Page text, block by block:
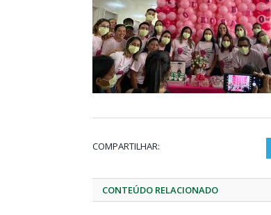
COMPARTILHAR:
CONTEÚDO RELACIONADO